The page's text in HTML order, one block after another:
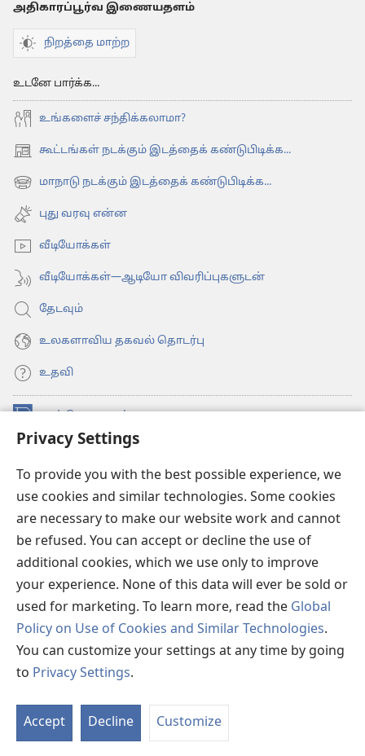
Privacy Settings
To provide you with the best possible experience, we
use cookies and similar technologies. Some cookies
are necessary to make our website work and cannot
be refused. You can accept or decline the use of
additional cookies, which we use only to improve
your experience. None of this data will ever be sold or
used for marketing. To learn more, read the Global
Policy on Use of Cookies and Similar Technologies.
You can customize your settings at any time by going
to Privacy Settings.
Accept Decline Customize
அதிகாரப்பூர்வ இணையதளம்
நிறத்தை மாற்ற
உடனே பார்க்க...
உங்களைச் சந்திக்கலாமா?
கூட்டங்கள் நடக்கும் இடத்தைக் கண்டுபிடிக்க...
(opens
new மாநாடு நடக்கும் இடத்தைக் கண்டுபிடிக்க...
(opens
new
window)
புது வரவு என்ன
வீடியோக்கள்
வீடியோக்கள்—ஆடியோ விவரிப்புகளுடன்
தேடவும்
உலகளாவிய தகவல் தொடர்பு
உதவி
நன்கொடைகள்
new
(opens
new
JW Hub®
window)JW லைப்ரரி
உவாட்ச்டவர் லைப்ரரி
Copyright© 2026 Watch Tower Bible and Tract Society of Pennsylvania.